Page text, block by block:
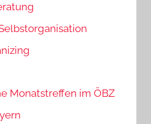
Monatstreffen im ÖBZ